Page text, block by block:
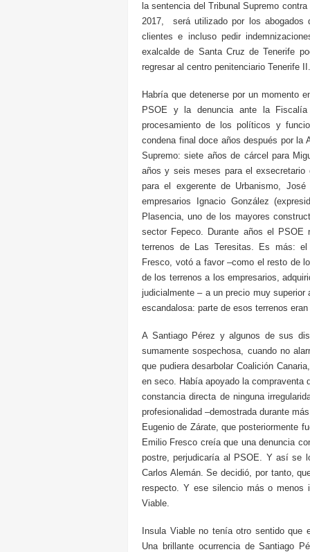
la sentencia del Tribunal Supremo
2017, será utilizado por los
clientes e incluso pedir
exalcalde de Santa Cruz de Tenerife
regresar al centro penitenciario Tenerife II.
Habría que detenerse por un momento
PSOE y la denuncia ante la
procesamiento de los políticos y
condena final doce años después por la
Supremo: siete años de cárcel para
años y seis meses para el
para el exgerente de Urbanismo,
empresarios Ignacio González
Plasencia, uno de los mayores
sector Fepeco. Durante años el PSOE
terrenos de Las Teresitas. Es más: el
Fresco, votó a favor –como el resto de
de los terrenos a los empresarios,
judicialmente – a un precio muy
escandalosa: parte de esos terrenos
A Santiago Pérez y algunos de sus
sumamente sospechosa, cuando no
que pudiera desarbolar Coalición
en seco. Había apoyado la compraventa
constancia directa de ninguna
profesionalidad –demostrada durante
Eugenio de Zárate, que posteriormente
Emilio Fresco creía que una denuncia
postre, perjudicaría al PSOE. Y así se
Carlos Alemán. Se decidió, por tanto,
respecto. Y ese silencio más o menos
Viable.
Insula Viable no tenía otro sentido que
Una brillante ocurrencia de Santiago